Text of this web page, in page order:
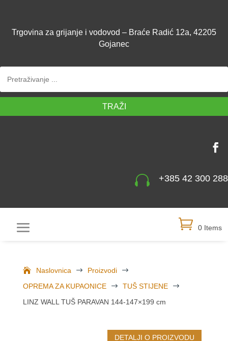
Trgovina za grijanje i vodovod – Braće Radić 12a, 42205
Gojanec
TRAŽI
 +385 42 300 288
0 Items
Naslovnica $ Proizvodi
$
OPREMA ZA KUPAONICE
$ TUŠ STIJENE
$
LINZ WALL TUŠ PARAVAN 144-147×199 cm
DETALJI O PROIZVODU